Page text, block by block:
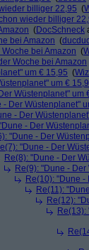
billiger 22,95 (
wieder billiger
(DocSchneck
bei Amazon (
bei Amazon (
Woche bei Amazon
um € 15,95 (
um €
Wüstenplanet" um
- Der Wüstenplanet"
- Der
- Der
"Dune - Der
"Dune - Der
Re(8): "Dune - Der
Re(9): "Dune -
Re(10): "Dune -
Re(11):
Re(12):